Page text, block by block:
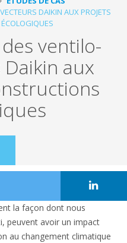
DAIKIN AUX PROJETS
ventilo-
aux
la façon dont nous
peuvent avoir un impact
au changement climatique